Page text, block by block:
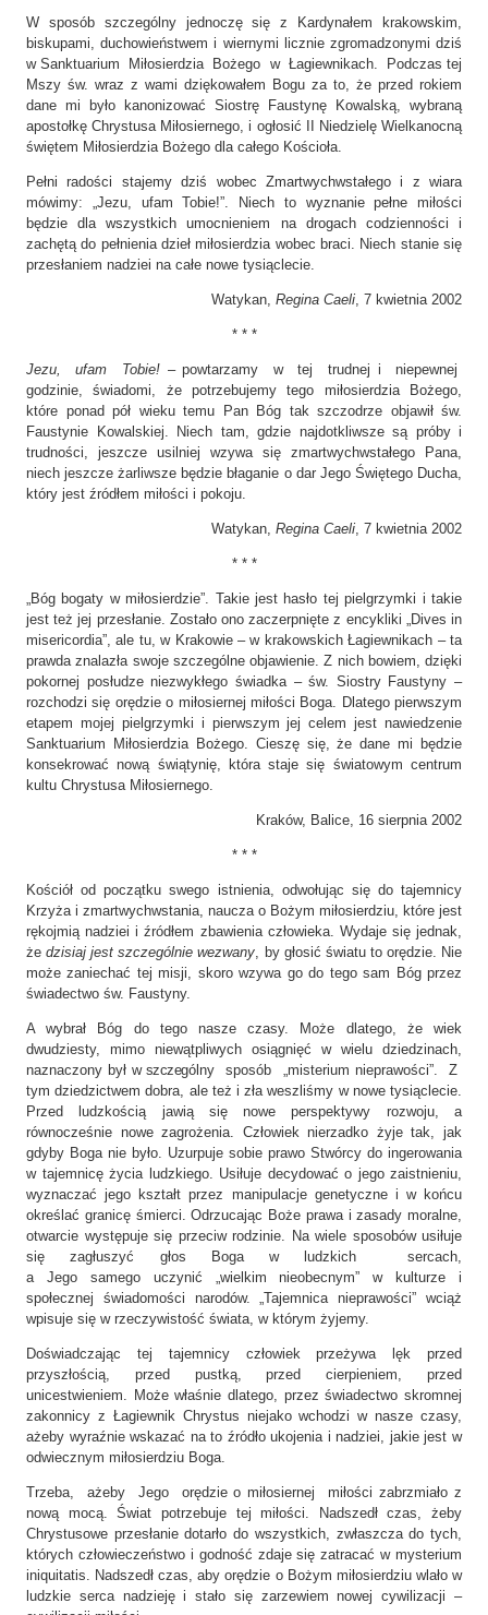
W sposób szczególny jednoczę się z Kardynałem krakowskim,
biskupami, duchowieństwem i wiernymi licznie zgromadzonymi dziś
w Sanktuarium Miłosierdzia Bożego w Łagiewnikach. Podczas tej
Mszy św. wraz z wami dziękowałem Bogu za to, że przed rokiem
dane mi było kanonizować Siostrę Faustynę Kowalską, wybraną
apostołkę Chrystusa Miłosiernego, i ogłosić II Niedzielę Wielkanocną
świętem Miłosierdzia Bożego dla całego Kościoła.
Pełni radości stajemy dziś wobec Zmartwychwstałego i z wiara
mówimy: „Jezu, ufam Tobie!”. Niech to wyznanie pełne miłości
będzie dla wszystkich umocnieniem na drogach codzienności i
zachętą do pełnienia dzieł miłosierdzia wobec braci. Niech stanie się
przesłaniem nadziei na całe nowe tysiąclecie.
Watykan, Regina Caeli, 7 kwietnia 2002
* * *
Jezu, ufam Tobie!– powtarzamy w tej trudnej i niepewnej
godzinie, świadomi, że potrzebujemy tego miłosierdzia Bożego,
które ponad pół wieku temu Pan Bóg tak szczodrze objawił św.
Faustynie Kowalskiej. Niech tam, gdzie najdotkliwsze są próby i
trudności, jeszcze usilniej wzywa się zmartwychwstałego Pana,
niech jeszcze żarliwsze będzie błaganie o dar Jego Świętego Ducha,
który jest źródłem miłości i pokoju.
Watykan, Regina Caeli, 7 kwietnia 2002
* * *
„Bóg bogaty w miłosierdzie”. Takie jest hasło tej pielgrzymki i takie
jest też jej przesłanie. Zostało ono zaczerpnięte z encykliki „Dives in
misericordia”, ale tu, w Krakowie – w krakowskich Łagiewnikach – ta
prawda znalazła swoje szczególne objawienie. Z nich bowiem, dzięki
pokornej posłudze niezwykłego świadka – św. Siostry Faustyny –
rozchodzi się orędzie o miłosiernej miłości Boga. Dlatego pierwszym
etapem mojej pielgrzymki i pierwszym jej celem jest nawiedzenie
Sanktuarium Miłosierdzia Bożego. Cieszę się, że dane mi będzie
konsekrować nową świątynię, która staje się światowym centrum
kultu Chrystusa Miłosiernego.
Kraków, Balice, 16 sierpnia 2002
* * *
Kościół od początku swego istnienia, odwołując się do tajemnicy
Krzyża i zmartwychwstania, naucza o Bożym miłosierdziu, które jest
rękojmią nadziei i źródłem zbawienia człowieka. Wydaje się jednak,
żedzisiaj jest szczególnie wezwany, by głosić światu to orędzie. Nie
może zaniechać tej misji, skoro wzywa go do tego sam Bóg przez
świadectwo św. Faustyny.
A wybrał Bóg do tego nasze czasy. Może dlatego, że wiek
dwudziesty, mimo niewątpliwych osiągnięć w wielu dziedzinach,
naznaczony był w szczególny sposób „misterium nieprawości”. Z
tym dziedzictwem dobra, ale też i zła weszliśmy w nowe tysiąclecie.
Przed ludzkością jawią się nowe perspektywy rozwoju, a
równocześnie nowe zagrożenia. Człowiek nierzadko żyje tak, jak
gdyby Boga nie było. Uzurpuje sobie prawo Stwórcy do ingerowania
w tajemnicę życia ludzkiego. Usiłuje decydować o jego zaistnieniu,
wyznaczać jego kształt przez manipulacje genetyczne i w końcu
określać granicę śmierci. Odrzucając Boże prawa i zasady moralne,
otwarcie występuje się przeciw rodzinie. Na wiele sposobów usiłuje
się zagłuszyć głos Boga w ludzkich sercach,
a Jego samego uczynić „wielkim nieobecnym” w kulturze i
społecznej świadomości narodów. „Tajemnica nieprawości” wciąż
wpisuje się w rzeczywistość świata, w którym żyjemy.
Doświadczając tej tajemnicy człowiek przeżywa lęk przed
przyszłością, przed pustką, przed cierpieniem, przed
unicestwieniem. Może właśnie dlatego, przez świadectwo skromnej
zakonnicy z Łagiewnik Chrystus niejako wchodzi w nasze czasy,
ażeby wyraźnie wskazać na to źródło ukojenia i nadziei, jakie jest w
odwiecznym miłosierdziu Boga.
Trzeba, ażeby Jego orędzie o miłosiernej miłości zabrzmiało z
nową mocą. Świat potrzebuje tej miłości. Nadszedł czas, żeby
Chrystusowe przesłanie dotarło do wszystkich, zwłaszcza do tych,
których człowieczeństwo i godność zdaje się zatracać w mysterium
iniquitatis. Nadszedł czas, aby orędzie o Bożym miłosierdziu wlało w
ludzkie serca nadzieję i stało się zarzewiem nowej cywilizacji –